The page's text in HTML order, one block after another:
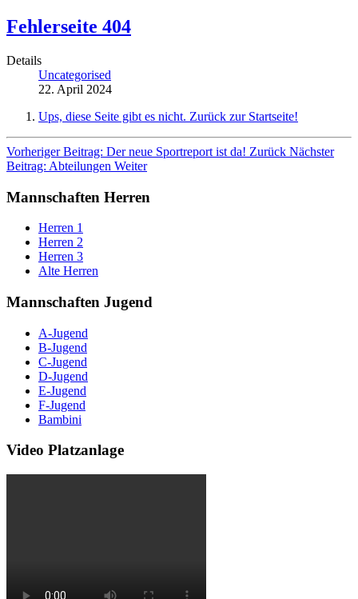
Fehlerseite 404
Details
Uncategorised
22. April 2024
Ups, diese Seite gibt es nicht. Zurück zur Startseite!
Vorheriger Beitrag: Der neue Sportreport ist da! Zurück Nächster
Beitrag: Abteilungen Weiter
Mannschaften Herren
Herren 1
Herren 2
Herren 3
Alte Herren
Mannschaften Jugend
A-Jugend
B-Jugend
C-Jugend
D-Jugend
E-Jugend
F-Jugend
Bambini
Video Platzanlage